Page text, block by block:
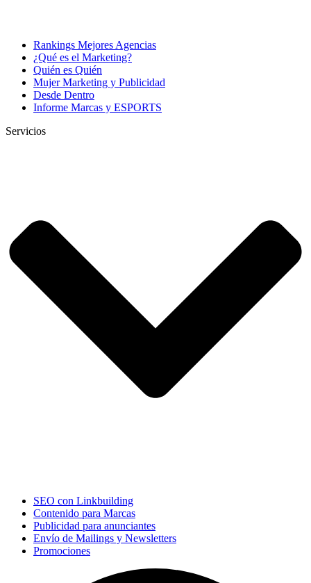
Rankings Mejores Agencias
¿Qué es el Marketing?
Quién es Quién
Mujer Marketing y Publicidad
Desde Dentro
Informe Marcas y ESPORTS
Servicios
SEO con Linkbuilding
Contenido para Marcas
Publicidad para anunciantes
Envío de Mailings y Newsletters
Promociones